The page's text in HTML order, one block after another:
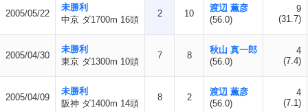
2005/05/22
未勝利
中京 ダ1700m 16頭
2 10
渡辺 薫彦
(56.0)
9
(31.7)
2005/04/30
未勝利
東京 ダ1300m 10頭
7 8
秋山 真一郎
(56.0)
4
(7.4)
2005/04/09
未勝利
阪神 ダ1400m 14頭
8 2
渡辺 薫彦
(56.0)
4
(7.1)